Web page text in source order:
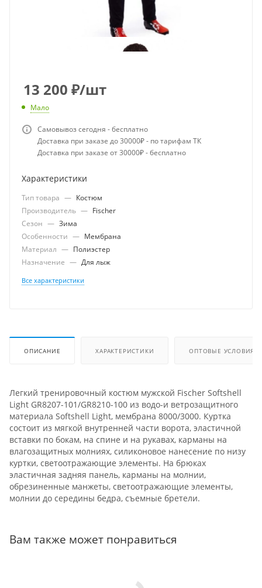
13 200 ₽/шт
Мало
Самовывоз сегодня - бесплатно
Доставка при заказе до 30000₽ - по тарифам ТК
Доставка при заказе от 30000₽ - бесплатно
Характеристики
Тип товара — Костюм
Производитель — Fischer
Сезон — Зима
Особенности — Мембрана
Материал — Полиэстер
Назначение — Для лыж
Все характеристики
ОПИСАНИЕ ХАРАКТЕРИСТИКИ ОПТОВЫЕ УСЛОВИЯ
Легкий тренировочный костюм мужской Fischer Softshell
Light GR8207-101/GR8210-100 из водо-и ветрозащитного
материала Softshell Light, мембрана 8000/3000. Куртка
состоит из мягкой внутренней части ворота, эластичной
вставки по бокам, на спине и на рукавах, карманы на
влагозащитных молниях, силиконовое нанесение по низу
куртки, светоотражающие элементы. На брюках
эластичная задняя панель, карманы на молнии,
обрезиненные манжеты, светоотражающие элементы,
молнии до середины бедра, съемные бретели.
Вам также может понравиться